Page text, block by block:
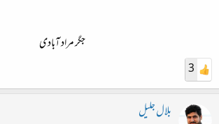
جگر مراد آبادی​
3
بلال جلیل